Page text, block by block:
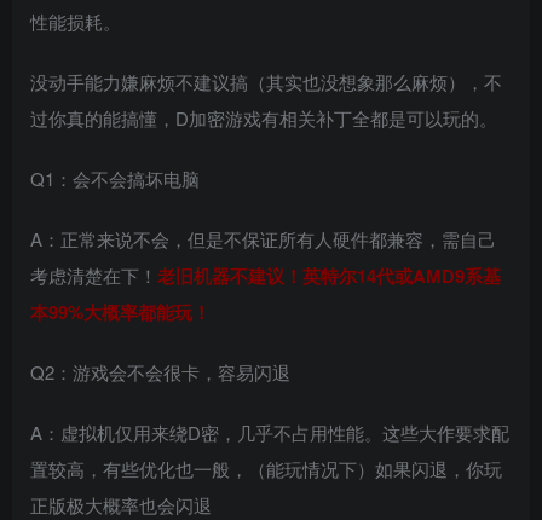
性能损耗。
没动手能力嫌麻烦不建议搞（其实也没想象那么麻烦），不
过你真的能搞懂，D加密游戏有相关补丁全都是可以玩的。
Q1：会不会搞坏电脑
A：正常来说不会，但是不保证所有人硬件都兼容，需自己
考虑清楚在下！ 老旧机器不建议！英特尔14代或AMD9系基
本99%大概率都能玩！
Q2：游戏会不会很卡，容易闪退
A：虚拟机仅用来绕D密，几乎不占用性能。这些大作要求配
置较高，有些优化也一般，（能玩情况下）如果闪退，你玩
正版极大概率也会闪退